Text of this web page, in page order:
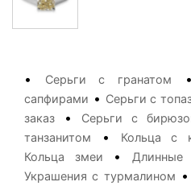
• Серьги с гранатом
сапфирами • Серьги с
заказ • Серьги с
танзанитом
• Кольца с
Кольца змеи •
Украшения с турмалином •